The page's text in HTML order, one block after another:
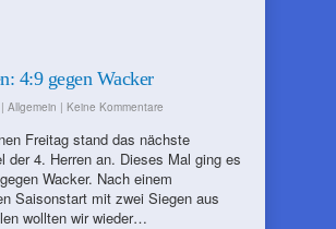
4:9 gegen Wacker
| Allgemein | Keine Kommentare
Freitag stand das nächste
der 4. Herren an. Dieses Mal ging es
Wacker. Nach einem
Saisonstart mit zwei Siegen aus
wollten wir wieder…